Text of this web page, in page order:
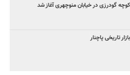
گودرزی در خیابان منوچهری آغاز شد
تاریخی پاچنار